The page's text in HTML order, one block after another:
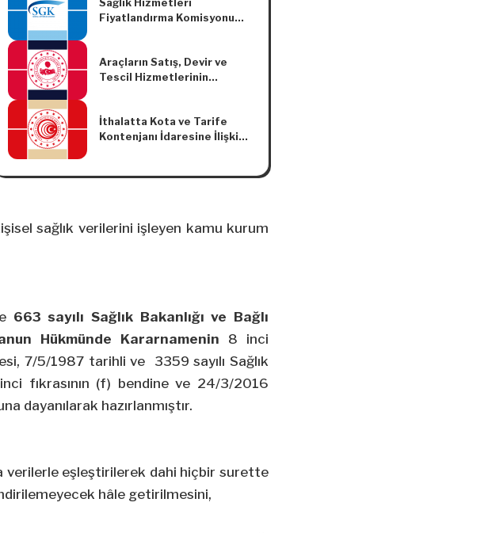
Fiyatlandırma Komisyonu
Araçların Satış, Devir ve
Tescil Hizmetlerinin
İthalatta Kota ve Tarife
Kontenjanı İdaresine İlişkin
sağlık verilerini işleyen kamu kurum
663 sayılı Sağlık Bakanlığı ve Bağlı
Hükmünde Kararnamenin 8 inci
7/5/1987 tarihlive 3359 sayılı Sağlık
fıkrasının (f) bendine ve 24/3/2016
dayanılarak hazırlanmıştır.
verilerle eşleştirilerek dahi hiçbir surette
hâle getirilmesini,